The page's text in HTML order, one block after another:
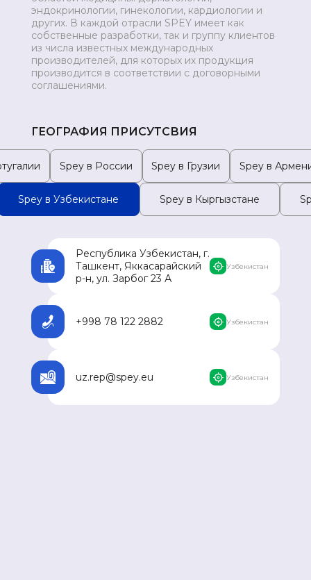
МОНГОЛИЯ
эндокринологии, гинекологии, кардиологии и
других. В каждой отрасли SPEY имеет как
собственные разработки, так и группу клиентов
из числа известных международных
производителей, для которых их продукция
производится в соответствии с договорными
соглашениями.
ГЕОГРАФИЯ ПРИСУТСВИЯ
Spey в России Spey в Грузии Spey в
Spey в Узбекистане Spey в Кыргызстане
Республика Узбекистан, г.
Ташкент, Яккасарайский
р-н, ул. Зарбог 23 А
Узбекистан
+998 78 122 2882 Узбекистан
uz.rep@spey.eu Узбекистан